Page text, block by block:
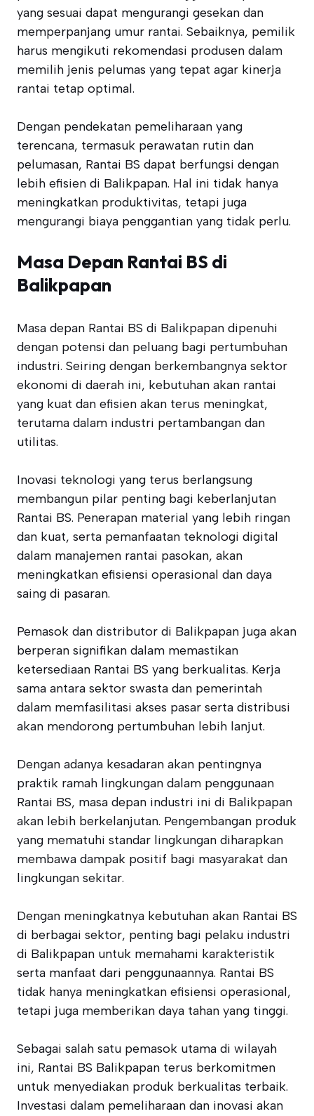
yang sesuai dapat mengurangi gesekan dan
memperpanjang umur rantai. Sebaiknya, pemilik
harus mengikuti rekomendasi produsen dalam
memilih jenis pelumas yang tepat agar kinerja
rantai tetap optimal.
Dengan pendekatan pemeliharaan yang
terencana, termasuk perawatan rutin dan
pelumasan, Rantai BS dapat berfungsi dengan
lebih efisien di Balikpapan. Hal ini tidak hanya
meningkatkan produktivitas, tetapi juga
mengurangi biaya penggantian yang tidak perlu.
Masa Depan Rantai BS di
Balikpapan
Masa depan Rantai BS di Balikpapan dipenuhi
dengan potensi dan peluang bagi pertumbuhan
industri. Seiring dengan berkembangnya sektor
ekonomi di daerah ini, kebutuhan akan rantai
yang kuat dan efisien akan terus meningkat,
terutama dalam industri pertambangan dan
utilitas.
Inovasi teknologi yang terus berlangsung
membangun pilar penting bagi keberlanjutan
Rantai BS. Penerapan material yang lebih ringan
dan kuat, serta pemanfaatan teknologi digital
dalam manajemen rantai pasokan, akan
meningkatkan efisiensi operasional dan daya
saing di pasaran.
Pemasok dan distributor di Balikpapan juga akan
berperan signifikan dalam memastikan
ketersediaan Rantai BS yang berkualitas. Kerja
sama antara sektor swasta dan pemerintah
dalam memfasilitasi akses pasar serta distribusi
akan mendorong pertumbuhan lebih lanjut.
Dengan adanya kesadaran akan pentingnya
praktik ramah lingkungan dalam penggunaan
Rantai BS, masa depan industri ini di Balikpapan
akan lebih berkelanjutan. Pengembangan produk
yang mematuhi standar lingkungan diharapkan
membawa dampak positif bagi masyarakat dan
lingkungan sekitar.
Dengan meningkatnya kebutuhan akan Rantai BS
di berbagai sektor, penting bagi pelaku industri
di Balikpapan untuk memahami karakteristik
serta manfaat dari penggunaannya. Rantai BS
tidak hanya meningkatkan efisiensi operasional,
tetapi juga memberikan daya tahan yang tinggi.
Sebagai salah satu pemasok utama di wilayah
ini, Rantai BS Balikpapan terus berkomitmen
untuk menyediakan produk berkualitas terbaik.
Investasi dalam pemeliharaan dan inovasi akan